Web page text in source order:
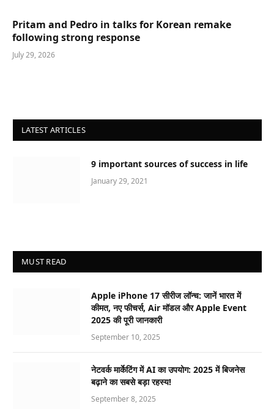
Pritam and Pedro in talks for Korean remake
following strong response
July 29, 2026
LATEST ARTICLES
9 important sources of success in life
January 29, 2021
MUST READ
Apple iPhone 17 सीरीज लॉन्च: जानें भारत में
कीमत, नए फीचर्स, Air मॉडल और Apple Event
2025 की पूरी जानकारी
September 10, 2025
नेटवर्क मार्केटिंग में AI का उपयोग: 2025 में बिजनेस
बढ़ाने का सबसे बड़ा रहस्य!
September 8, 2025